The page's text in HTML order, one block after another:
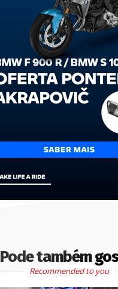
Pode também
Recommended to you